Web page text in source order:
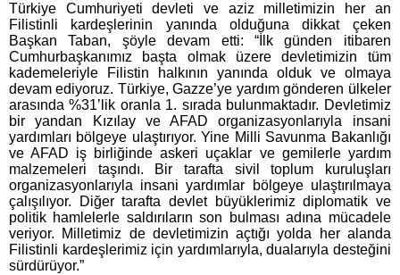
Türkiye Cumhuriyeti devleti ve aziz milletimizin her an
Filistinli kardeşlerinin yanında olduğuna dikkat çeken
Başkan Taban, şöyle devam etti: “İlk günden itibaren
Cumhurbaşkanımız başta olmak üzere devletimizin tüm
kademeleriyle Filistin halkının yanında olduk ve olmaya
devam ediyoruz. Türkiye, Gazze’ye yardım gönderen ülkeler
arasında %31’lik oranla 1. sırada bulunmaktadır. Devletimiz
bir yandan Kızılay ve AFAD organizasyonlarıyla insani
yardımları bölgeye ulaştırıyor. Yine Milli Savunma Bakanlığı
ve AFAD iş birliğinde askeri uçaklar ve gemilerle yardım
malzemeleri taşındı. Bir tarafta sivil toplum kuruluşları
organizasyonlarıyla insani yardımlar bölgeye ulaştırılmaya
çalışılıyor. Diğer tarafta devlet büyüklerimiz diplomatik ve
politik hamlelerle saldırıların son bulması adına mücadele
veriyor. Milletimiz de devletimizin açtığı yolda her alanda
Filistinli kardeşlerimiz için yardımlarıyla, dualarıyla desteğini
sürdürüyor.”